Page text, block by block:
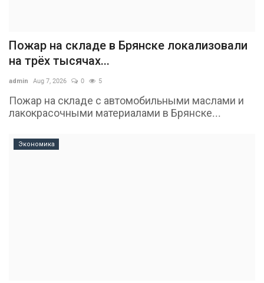
Пожар на складе в Брянске локализовали
на трёх тысячах...
admin Aug 7, 2026 0 5
Пожар на складе с автомобильными маслами и
лакокрасочными материалами в Брянске...
Экономика